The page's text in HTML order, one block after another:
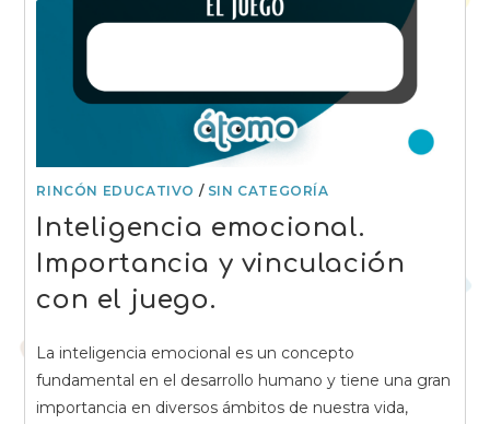
RINCÓN EDUCATIVO / SIN CATEGORÍA
Inteligencia emocional.
Importancia y vinculación
con el juego.
La inteligencia emocional es un concepto
fundamental en el desarrollo humano y tiene una gran
importancia en diversos ámbitos de nuestra vida,